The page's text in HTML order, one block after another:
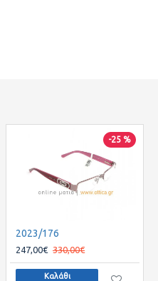
-25 %
2023/176
247,00€ 330,00€
Καλάθι